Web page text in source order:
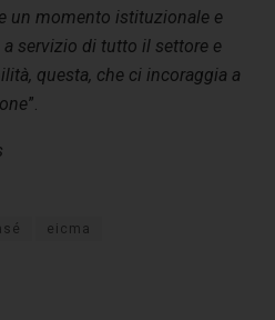
un momento istituzionale e
servizio di tutto il settore e
questa, che ci incoraggia a
”.
eicma